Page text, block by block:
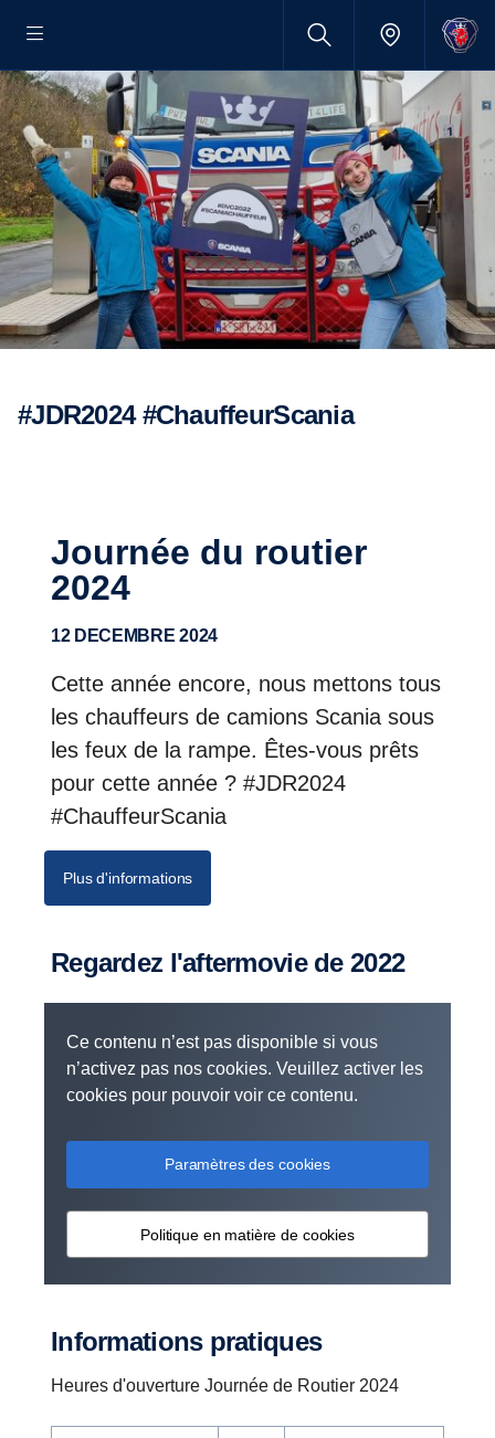
#JDR2024 #ChauffeurScania
Journée du routier
2024
12 DECEMBRE 2024
Cette année encore, nous mettons tous
les chauffeurs de camions Scania sous
les feux de la rampe. Êtes-vous prêts
pour cette année ? #JDR2024
#ChauffeurScania
Plus d'informations
Regardez l'aftermovie de 2022
Ce contenu n’est pas disponible si vous
n’activez pas nos cookies. Veuillez activer les
cookies pour pouvoir voir ce contenu.
Paramètres des cookies
Politique en matière de cookies
Informations pratiques
Heures d'ouverture Journée de Routier 2024